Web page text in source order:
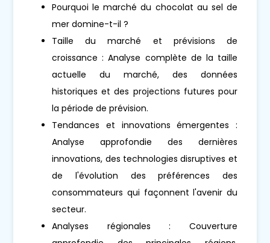
Pourquoi le marché du chocolat au sel de
mer domine-t-il ?
Taille du marché et prévisions de
croissance : Analyse complète de la taille
actuelle du marché, des données
historiques et des projections futures pour
la période de prévision.
Tendances et innovations émergentes :
Analyse approfondie des dernières
innovations, des technologies disruptives et
de l'évolution des préférences des
consommateurs qui façonnent l'avenir du
secteur.
Analyses régionales : Couverture